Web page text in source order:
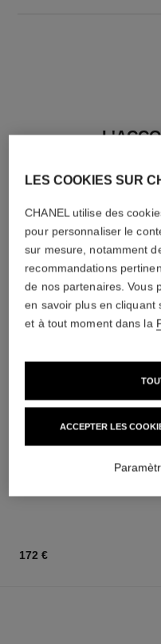
le lift crème
Lisse les Rides – Raffermit
AJOUTER AU PANIER
172 €
LES COOKIES SUR
CHANEL utilise des
pour personnaliser le
sur mesure, notamment
recommandations
de nos partenaires. Vous
en savoir plus en cliquant
et à tout moment dans la
ACCEPTER LES